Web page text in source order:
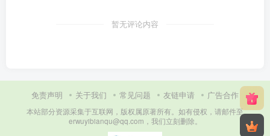
暂无评论内容
免责声明 关于我们 常见问题 友链申请 广告合作
本站部分资源采集于互联网，版权属原著所有。如有侵权，请邮件至
erwuyibianqu@qq.com，我们立刻删除。